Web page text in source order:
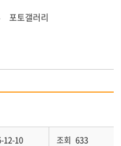
포토갤러리
12-10 조회 633